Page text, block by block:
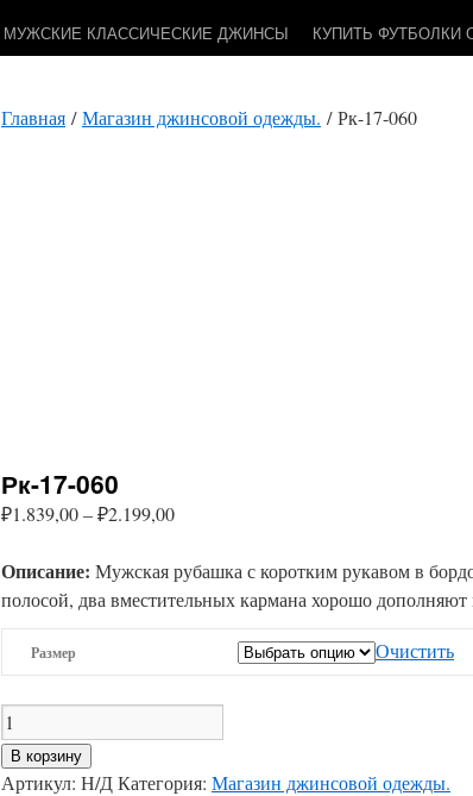
МУЖСКИЕ КЛАССИЧЕСКИЕ ДЖИНСЫ
КУПИТЬ ФУТБОЛКИ
Главная /Магазин джинсовой одежды. / Рк-17-060
Рк-17-060
₽1.839,00–₽2.199,00Диапазон
₽1.839,00
–
₽2.199,00
Описание: Мужская рубашка с коротким рукавом в
полосой, два вместительных кармана хорошо
Размер Очистить
Количество
товара
Рк-17-
В корзину
Артикул: Н/ДКатегория: Магазин джинсовой одежды.